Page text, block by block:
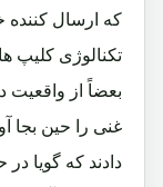
که ارسال کننده
تکنالوژی کلیپ
بعضاً از واقعیت
غنی را حین بجا
دادند که گویا